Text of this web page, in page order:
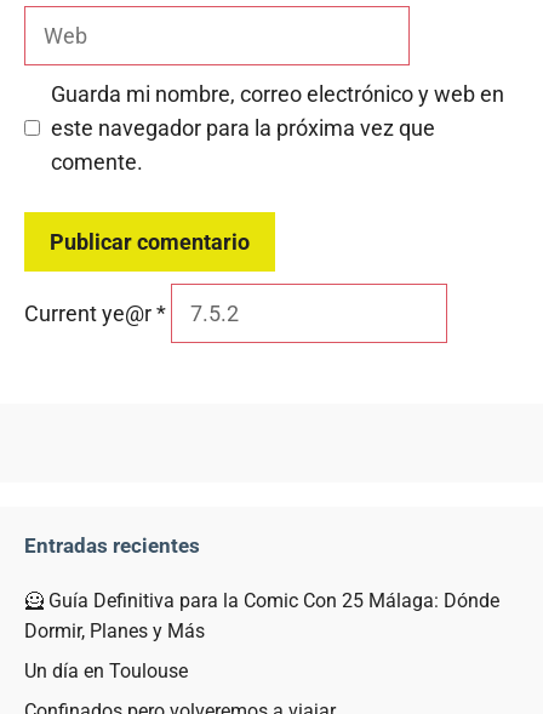
Guarda mi nombre, correo electrónico y web en
este navegador para la próxima vez que
comente.
Current ye@r*
Entradas recientes
🦸 Guía Definitiva para la Comic Con 25 Málaga: Dónde
Dormir, Planes y Más
Un día en Toulouse